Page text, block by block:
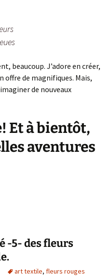
beaucoup. J’adore en créer,
offre de magnifiques. Mais,
de nouveaux
Et à bientôt,
aventures
-5- des fleurs
art textile, fleurs rouges